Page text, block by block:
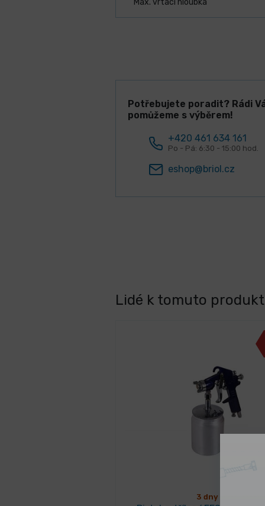
Max. vrtací hloubka
Potřebujete poradit? Rádi
pomůžeme s výběrem!
+420 461 634 161
Po - Pá: 6:30 - 15:00 hod.
eshop@briol.cz
Lidé k tomuto
3 dny